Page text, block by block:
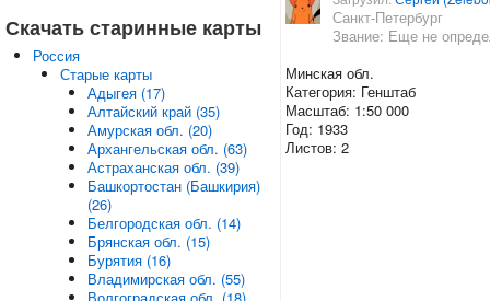
Санкт-Петербург
Звание: Еще не
Минская обл.
Категория: Генштаб
Масштаб: 1:50 000
Год: 1933
Листов: 2
Скачать старинные карты
Россия
Старые карты
Адыгея (17)
Алтайский край (35)
Амурская обл. (20)
Архангельская обл. (63)
Астраханская обл. (39)
Башкортостан (Башкирия)
(26)
Белгородская обл. (14)
Брянская обл. (15)
Бурятия (16)
Владимирская обл. (55)